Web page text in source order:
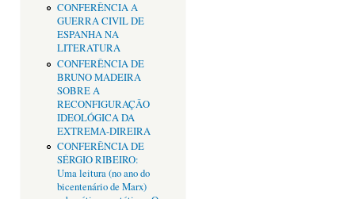
CONFERÊNCIA A
GUERRA CIVIL DE
ESPANHA NA
LITERATURA
CONFERÊNCIA DE
BRUNO MADEIRA
SOBRE A
RECONFIGURAÇÂO
IDEOLÓGICA DA
EXTREMA-DIREIRA
CONFERÊNCIA DE
SÉRGIO RIBEIRO:
Uma leitura (no ano do
bicentenário de Marx)